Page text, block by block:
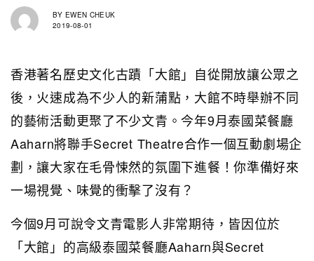
BY EWEN CHEUK
2019-08-01
香港著名歷史文化古蹟「大館」自從開放讓公眾之
後，火速成為不少人的新蒲點，大館不時舉辦不同
的藝術活動更聚了不少文青。今年9月泰國菜餐廳
Aaharn將聯手Secret Theatre合作一個互動劇場企
劃，讓大家在毛骨悚然的氛圍下進餐！你準備好來
一場視覺、味覺的衝擊了沒有？
今個9月可說令文青電影人非常期待，皆因位於
「大館」的高級泰國菜餐廳Aaharn與Secret